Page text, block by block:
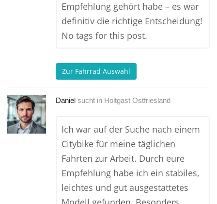
Empfehlung gehört habe – es war
definitiv die richtige Entscheidung!
No tags for this post.
Zur Fahrrad Auswahl
Daniel sucht in Holtgast Ostfriesland
Ich war auf der Suche nach einem
Citybike für meine täglichen
Fahrten zur Arbeit. Durch eure
Empfehlung habe ich ein stabiles,
leichtes und gut ausgestattetes